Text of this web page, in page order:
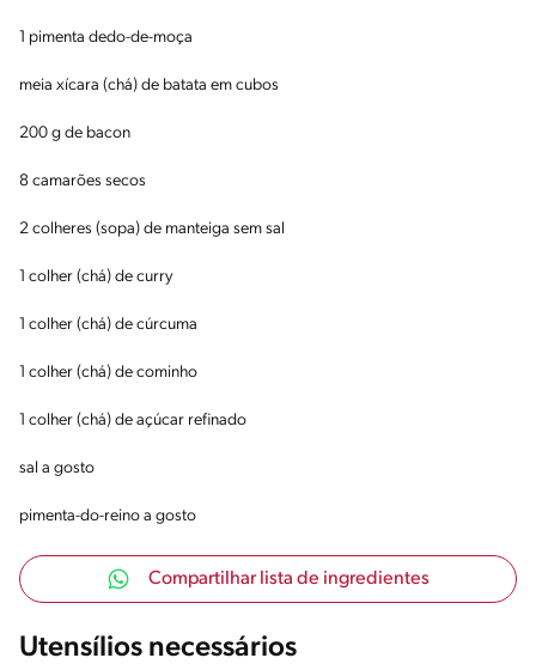
1 pimenta dedo-de-moça
meia xícara (chá) de batata em cubos
200 g de bacon
8 camarões secos
2 colheres (sopa) de manteiga sem sal
1 colher (chá) de curry
1 colher (chá) de cúrcuma
1 colher (chá) de cominho
1 colher (chá) de açúcar refinado
sal a gosto
pimenta-do-reino a gosto
Compartilhar lista de ingredientes
Utensílios necessários